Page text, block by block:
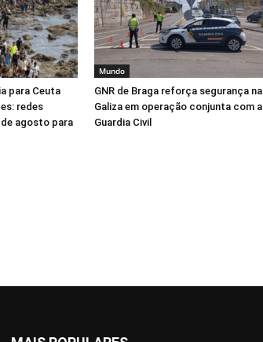
para Ceuta
redes
agosto para
Mundo
GNR de Braga reforça segurança na
Galiza em operação conjunta com a
Guardia Civil